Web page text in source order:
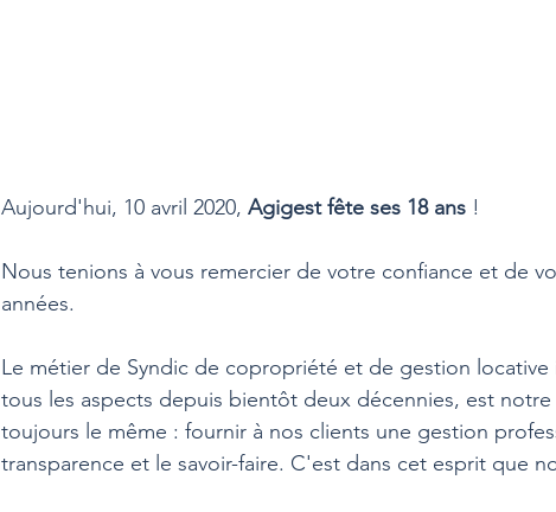
Aujourd'hui, 10 avril 2020, Agigest fête ses 18 ans !
Nous tenions à vous remercier de votre confiance et de
années.
Le métier de Syndic de copropriété et de gestion
tous les aspects depuis bientôt deux décennies, est
toujours le même : fournir à nos clients une gestion
transparence et le savoir-faire. C'est dans cet esprit que